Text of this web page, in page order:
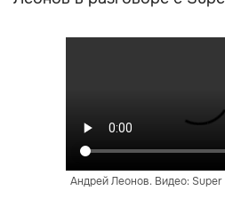
Андрей Леонов. Видео: Super